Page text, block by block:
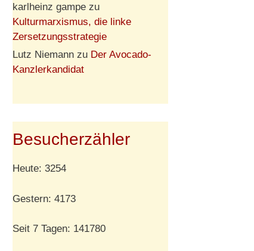
karlheinz gampe zu
Kulturmarxismus, die linke
Zersetzungsstrategie
Lutz Niemann zu Der Avocado-
Kanzlerkandidat
Besucherzähler
Heute: 3254
Gestern: 4173
Seit 7 Tagen: 141780